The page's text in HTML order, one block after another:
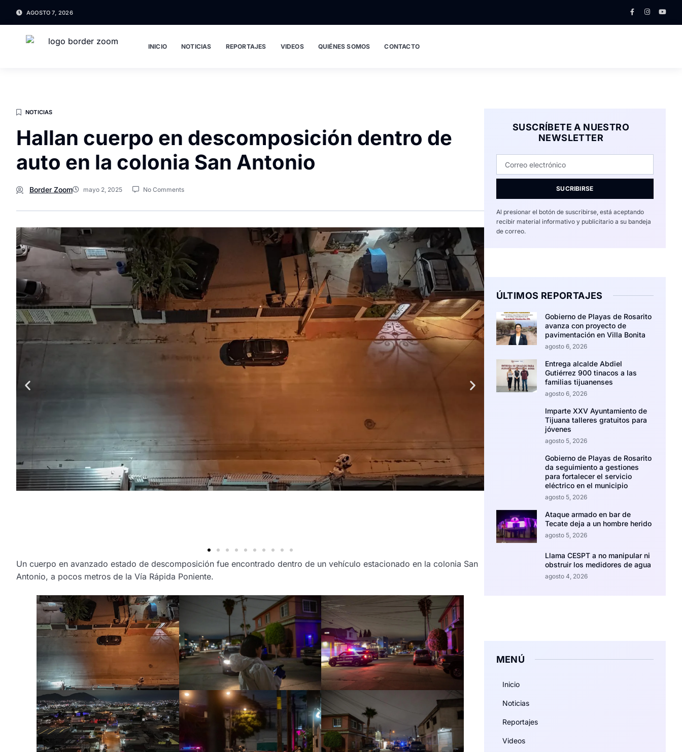
AGOSTO 7, 2026
INICIO NOTICIAS REPORTAJES VIDEOS QUIÉNES SOMOS CONTACTO
NOTICIAS
Hallan cuerpo en descomposición dentro de
auto en la colonia San Antonio
Border Zoom mayo 2, 2025 No Comments
Un cuerpo en avanzado estado de descomposición fue encontrado dentro de un vehículo estacionado en la colonia San
Antonio, a pocos metros de la Vía Rápida Poniente.
SUSCRÍBETE A NUESTRO
NEWSLETTER
SUCRIBIRSE
Al presionar el botón de suscribirse, está aceptando
recibir material informativo y publicitario a su bandeja
de correo.
ÚLTIMOS REPORTAJES
Gobierno de Playas de Rosarito
avanza con proyecto de
pavimentación en Villa Bonita
agosto 6, 2026
Entrega alcalde Abdiel
Gutiérrez 900 tinacos a las
familias tijuanenses
agosto 6, 2026
Imparte XXV Ayuntamiento de
Tijuana talleres gratuitos para
jóvenes
agosto 5, 2026
Gobierno de Playas de Rosarito
da seguimiento a gestiones
para fortalecer el servicio
eléctrico en el municipio
agosto 5, 2026
Ataque armado en bar de
Tecate deja a un hombre herido
agosto 5, 2026
Llama CESPT a no manipular ni
obstruir los medidores de agua
agosto 4, 2026
MENÚ
Inicio
Noticias
Reportajes
Videos